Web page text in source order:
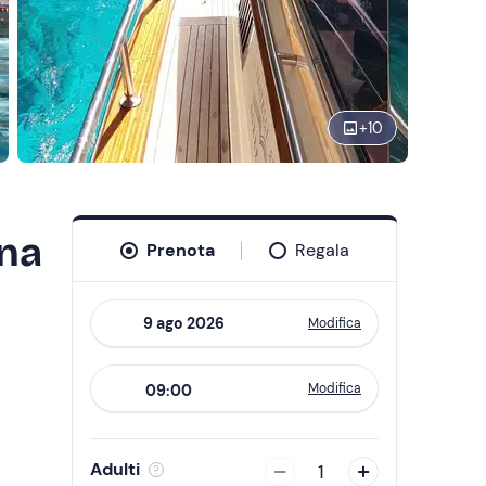
+10
Prenota Regala
forward
to
interact
with
Modifica
09:00 Modifica
Adulti 1